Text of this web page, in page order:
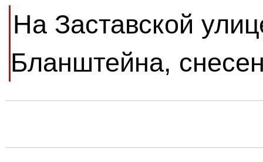
На Заставской
Бланштейна,